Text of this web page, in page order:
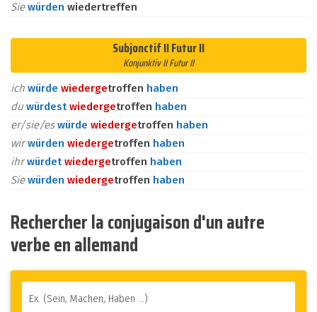
Siewürden wiedertreffen
Subjonctif II Futur II
Konjunktiv II Futur II
ich würde wiedergetroffen haben
du würdestwiedergetroffen haben
er/sie/eswürde wiedergetroffen haben
wirwürden wiedergetroffen haben
ihrwürdetwiedergetroffen haben
Siewürden wiedergetroffen haben
Rechercher la conjugaison d'un autre
verbe en allemand